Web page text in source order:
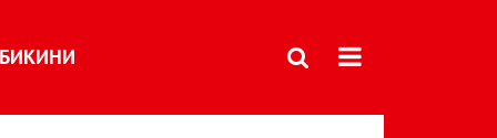
БИКИНИ